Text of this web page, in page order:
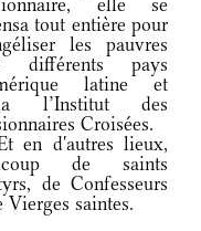
elle se
tout entière pour
les pauvres
différents pays
latine et
l’Institut des
Croisées.
d'autres lieux,
de saints
de Confesseurs
Vierges saintes.